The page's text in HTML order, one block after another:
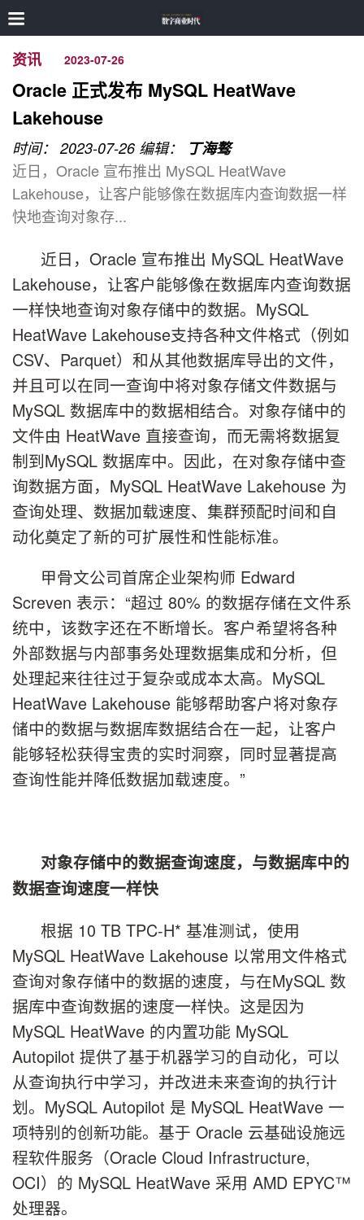
资讯 2023-07-26
Oracle 正式发布 MySQL HeatWave
Lakehouse
时间： 2023-07-26 编辑：
丁海骜
近日，Oracle 宣布推出 MySQL HeatWave
Lakehouse，让客户能够像在数据库内查询数据一样
快地查询对象存...
近日，Oracle 宣布推出 MySQL HeatWave
Lakehouse，让客户能够像在数据库内查询数据
一样快地查询对象存储中的数据。MySQL
HeatWave Lakehouse支持各种文件格式（例如
CSV、Parquet）和从其他数据库导出的文件，
并且可以在同一查询中将对象存储文件数据与
MySQL 数据库中的数据相结合。对象存储中的
文件由 HeatWave 直接查询，而无需将数据复
制到MySQL 数据库中。因此，在对象存储中查
询数据方面，MySQL HeatWave Lakehouse 为
查询处理、数据加载速度、集群预配时间和自
动化奠定了新的可扩展性和性能标准。
甲骨文公司首席企业架构师 Edward
Screven 表示：“超过 80% 的数据存储在文件系
统中，该数字还在不断增长。客户希望将各种
外部数据与内部事务处理数据集成和分析，但
处理起来往往过于复杂或成本太高。MySQL
HeatWave Lakehouse 能够帮助客户将对象存
储中的数据与数据库数据结合在一起，让客户
能够轻松获得宝贵的实时洞察，同时显著提高
查询性能并降低数据加载速度。”
对象存储中的数据查询速度，与数据库中的
数据查询速度一样快
根据 10 TB TPC-H* 基准测试，使用
MySQL HeatWave Lakehouse 以常用文件格式
查询对象存储中的数据的速度，与在MySQL 数
据库中查询数据的速度一样快。这是因为
MySQL HeatWave 的内置功能 MySQL
Autopilot 提供了基于机器学习的自动化，可以
从查询执行中学习，并改进未来查询的执行计
划。MySQL Autopilot 是 MySQL HeatWave 一
项特别的创新功能。基于 Oracle 云基础设施远
程软件服务（Oracle Cloud Infrastructure,
OCI）的 MySQL HeatWave 采用 AMD EPYC™
处理器。